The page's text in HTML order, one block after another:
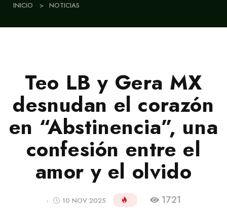
INICIO > NOTICIAS
Teo LB y Gera MX
desnudan el corazón
en “Abstinencia”, una
confesión entre el
amor y el olvido
- 10 NOV 2025 1721